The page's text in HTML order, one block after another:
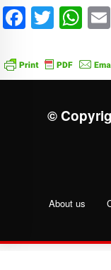
©
About us